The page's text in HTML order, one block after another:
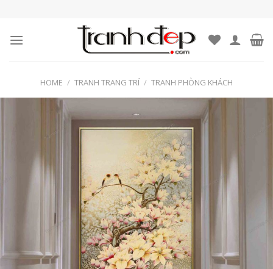
content
HOME / TRANH TRANG TRÍ / TRANH PHÒNG KHÁCH